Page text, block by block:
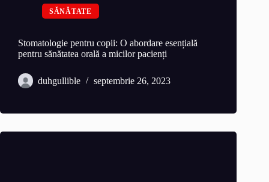
SĂNĂTATE
Stomatologie pentru copii: O abordare esențială
pentru sănătatea orală a micilor pacienți
duhgullible septembrie 26, 2023